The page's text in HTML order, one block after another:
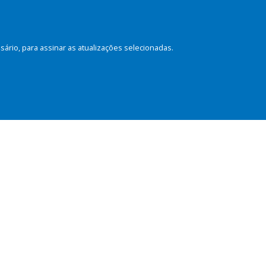
para assinar as atualizações selecionadas.